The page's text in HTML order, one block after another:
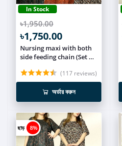
In Stock
৳1,950.00
৳1,750.00
Nursing maxi with both
side feeding chain (Set of
(117 reviews)
অর্ডার করুন
ছাড় 8%